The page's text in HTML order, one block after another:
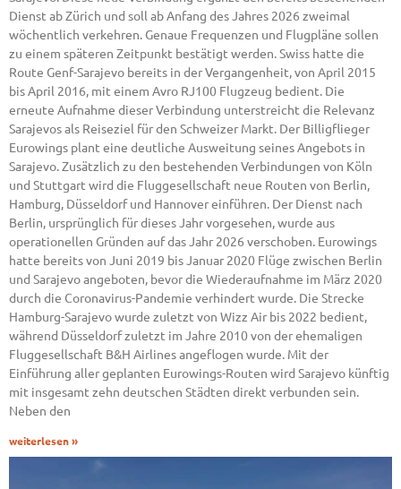
Dienst ab Zürich und soll ab Anfang des Jahres 2026 zweimal
wöchentlich verkehren. Genaue Frequenzen und Flugpläne sollen
zu einem späteren Zeitpunkt bestätigt werden. Swiss hatte die
Route Genf-Sarajevo bereits in der Vergangenheit, von April 2015
bis April 2016, mit einem Avro RJ100 Flugzeug bedient. Die
erneute Aufnahme dieser Verbindung unterstreicht die Relevanz
Sarajevos als Reiseziel für den Schweizer Markt. Der Billigflieger
Eurowings plant eine deutliche Ausweitung seines Angebots in
Sarajevo. Zusätzlich zu den bestehenden Verbindungen von Köln
und Stuttgart wird die Fluggesellschaft neue Routen von Berlin,
Hamburg, Düsseldorf und Hannover einführen. Der Dienst nach
Berlin, ursprünglich für dieses Jahr vorgesehen, wurde aus
operationellen Gründen auf das Jahr 2026 verschoben. Eurowings
hatte bereits von Juni 2019 bis Januar 2020 Flüge zwischen Berlin
und Sarajevo angeboten, bevor die Wiederaufnahme im März 2020
durch die Coronavirus-Pandemie verhindert wurde. Die Strecke
Hamburg-Sarajevo wurde zuletzt von Wizz Air bis 2022 bedient,
während Düsseldorf zuletzt im Jahre 2010 von der ehemaligen
Fluggesellschaft B&H Airlines angeflogen wurde. Mit der
Einführung aller geplanten Eurowings-Routen wird Sarajevo künftig
mit insgesamt zehn deutschen Städten direkt verbunden sein.
Neben den
weiterlesen »